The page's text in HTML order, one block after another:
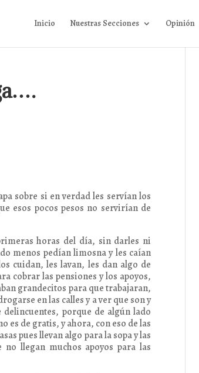
Inicio Nuestras Secciones Opinión
sobre si en verdad les servían los
esos pocos pesos no servirían de
horas del día, sin darles ni
menos pedían limosna y les caían
cuidan, les lavan, les dan algo de
cobrar las pensiones y los apoyos,
grandecitos para que trabajaran,
en las calles y a ver que son y
porque de algún lado
es de gratis, y ahora, con eso de las
pues llevan algo para la sopa y las
llegan muchos apoyos para las